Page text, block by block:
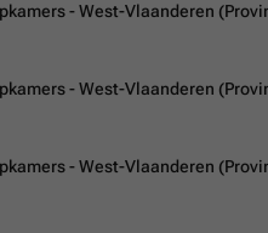
- West-Vlaanderen
- West-Vlaanderen
- West-Vlaanderen